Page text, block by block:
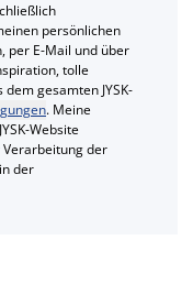
persönlichen
per E-Mail und über
tolle
gesamten JYSK-
. Meine
Website
der
der